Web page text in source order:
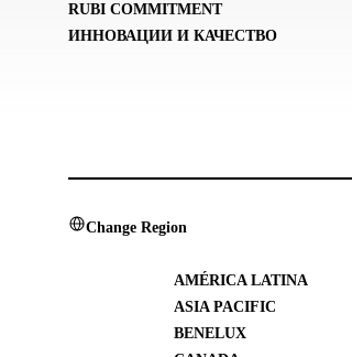
RUBI COMMITMENT
ИННОВАЦИИ И КАЧЕСТВО
Change Region
AMÉRICA LATINA
ASIA PACIFIC
BENELUX